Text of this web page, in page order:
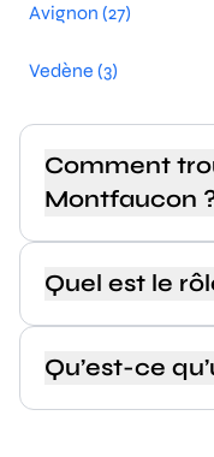
Avignon (27)
Vedène (3)
Comment
Montfaucon
Quel est le
Qu’est-ce